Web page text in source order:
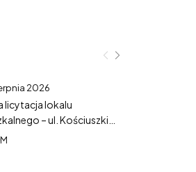
2026
licytacja lokalu
– ul. Kościuszki